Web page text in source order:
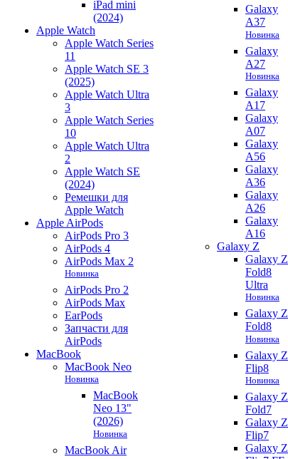
iPad mini
(2024)
Apple Watch
Apple Watch Series
11
Apple Watch SE 3
(2025)
Apple Watch Ultra
3
Apple Watch Series
10
Apple Watch Ultra
2
Apple Watch SE
(2024)
Ремешки для
Apple Watch
Apple AirPods
AirPods Pro 3
AirPods 4
AirPods Max 2
Новинка
AirPods Pro 2
AirPods Max
EarPods
Запчасти для
AirPods
MacBook
MacBook Neo
Новинка
MacBook
Neo 13"
(2026)
Новинка
MacBook Air
Galaxy
A37
Новинка
Galaxy
A27
Новинка
Galaxy
A17
Galaxy
A07
Galaxy
A56
Galaxy
A36
Galaxy
A26
Galaxy
A16
Galaxy Z
Galaxy Z
Fold8
Ultra
Новинка
Galaxy Z
Fold8
Новинка
Galaxy Z
Flip8
Новинка
Galaxy Z
Fold7
Galaxy Z
Flip7
Galaxy Z